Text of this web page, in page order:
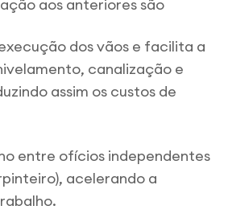
aos anteriores são
dos vãos e facilita a
canalização e
assim os custos de
entre ofícios independentes
acelerando a